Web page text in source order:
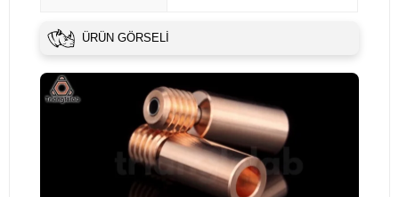
ÜRÜN GÖRSELI